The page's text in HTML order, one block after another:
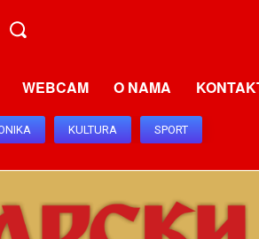
WEBCAM O NAMA
KULTURA SPORT